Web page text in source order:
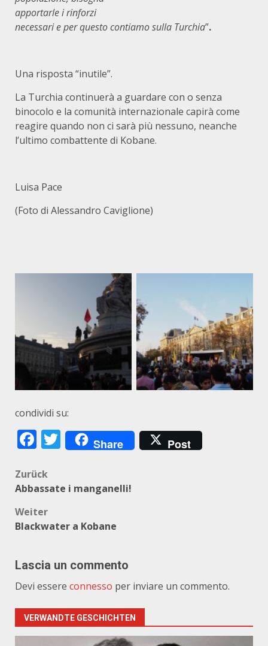
apportarle i rinforzi
necessari e per questo contiamo sulla Turchia”.
Una risposta “inutile”.
La Turchia continuerà a guardare con o senza
binocolo e la comunità internazionale capirà come
reagire quando non ci sarà più nessuno, neanche
l’ultimo combattente di Kobane.
Luisa Pace
(Foto di Alessandro Caviglione)
condividi su:
Facebook
Twitter
Share Post
Beitragsnavigation
Zurück
Abbassate i manganelli!
Weiter
Blackwater a Kobane
Lascia un commento
Devi essere connesso per inviare un commento.
VERWANDTE GESCHICHTEN